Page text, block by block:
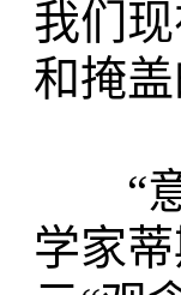
我们
和掩
“意
学家